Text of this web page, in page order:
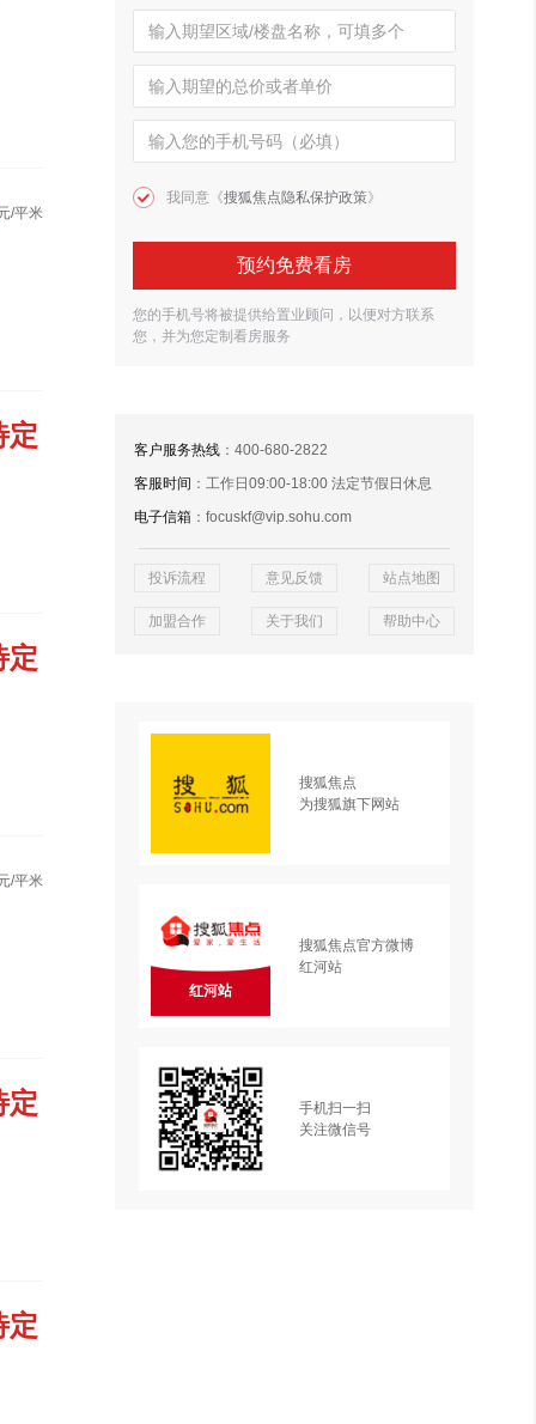
/平米
定
定
/平米
定
定
我同意《搜狐焦点隐私保护政策》
预约免费看房
您的手机号将被提供给置业顾问，以便对方联系
您，并为您定制看房服务
客户服务热线 ：400-680-2822
客服时间 ：工作日09:00-18:00 法定节假日休息
电子信箱 ：focuskf@vip.sohu.com
投诉流程 意见反馈 站点地图
加盟合作 关于我们 帮助中心
搜狐焦点
为搜狐旗下网站
红河站
搜狐焦点官方微博
红河站
手机扫一扫
关注微信号